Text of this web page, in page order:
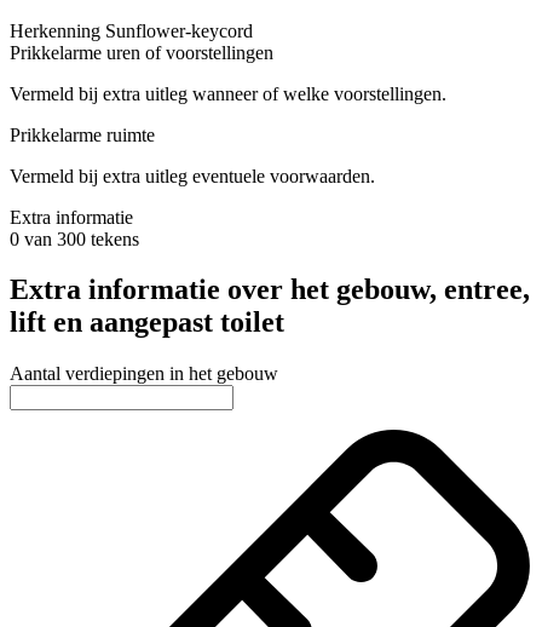
Herkenning Sunflower-keycord
Prikkelarme uren of voorstellingen
Vermeld bij extra uitleg wanneer of welke voorstellingen.
Prikkelarme ruimte
Vermeld bij extra uitleg eventuele voorwaarden.
Extra informatie
0 van 300 tekens
Extra informatie over het gebouw, entree,
lift en aangepast toilet
Aantal verdiepingen in het gebouw